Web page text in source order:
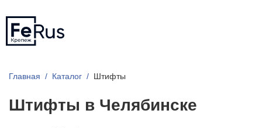
Главная Каталог Штифты
Штифты в Челябинске